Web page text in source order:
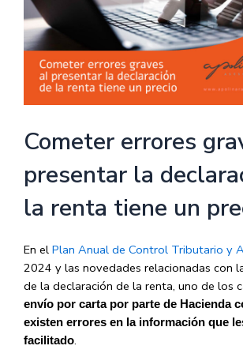
Cometer errores
presentar la
la renta tiene un
En el Plan Anual de Control Tributario y
2024 y las novedades relacionadas con
de la declaración de la renta, uno de los
envío por carta por parte de Hacienda
existen errores en la información que
facilitado.